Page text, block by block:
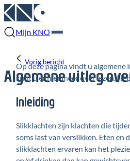
Mijn KNO
Algemene uitleg
Op deze pagina vindt u
kunt u er hier meer over lezen.
Inleiding
Slikklachten zijn klachten die
soms last van verslikken. Eten en
slikklachten ervaren kan het
Vorig bericht